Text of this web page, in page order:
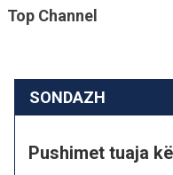
Top Channel
SONDAZH
Pushimet tuaja